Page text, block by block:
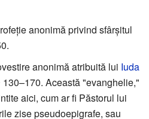
anonimă privind sfârşitul
anonimă atribuită lui Iuda
130–170. Această "evanghelie,"
aici, cum ar fi Păstorul lui
zise pseudoepigrafe, sau